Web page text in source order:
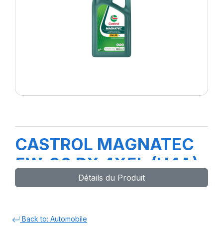
CASTROL MAGNATEC
5W-30 DX 4X5L (H4A)
Détails du Produit
Back to: Automobile